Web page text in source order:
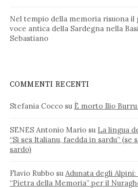
Nel tempio della memoria risuona il
voce antica della Sardegna nella
Sebastiano
COMMENTI RECENTI
Stefania Cocco su È morto Ilio
SENES Antonio Mario su La lingua
“Si ses Italianu, faedda in sardu” (se
sardo)
Flavio Rubbo su Adunata degli Alpini:
“Pietra della Memoria” per il